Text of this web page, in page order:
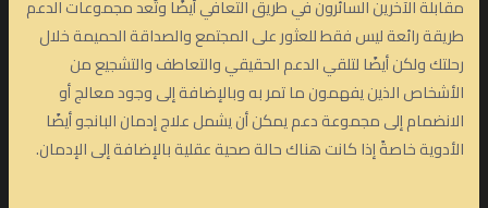
مقابلة الآخرين السائرون في طريق التعافي أيضًا وتُعد مجموعات الدعم
طريقة رائعة ليس فقط للعثور على المجتمع والصداقة الحميمة خلال
رحلتك ولكن أيضًا لتلقي الدعم الحقيقي والتعاطف والتشجيع من
الأشخاص الذين يفهمون ما تمر به وبالإضافة إلى وجود معالج أو
الانضمام إلى مجموعة دعم يمكن أن يشمل علاج إدمان البانجو أيضًا
الأدوية خاصةً إذا كانت هناك حالة صحية عقلية بالإضافة إلى الإدمان.